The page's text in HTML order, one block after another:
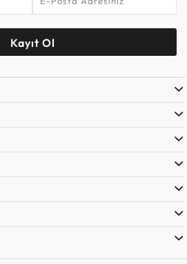
Kayıt Ol